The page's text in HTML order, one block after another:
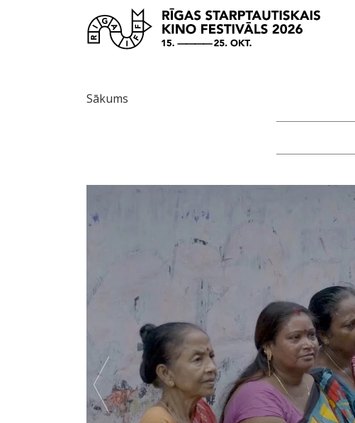
Sākums